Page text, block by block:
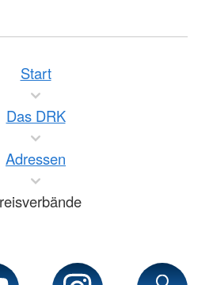
Start
Das DRK
Adressen